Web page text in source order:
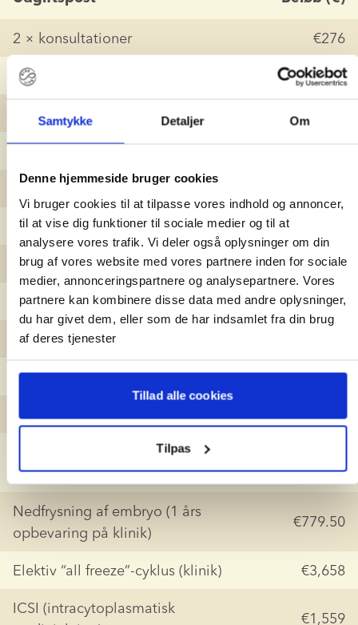
Samtykke Detaljer Om
Denne hjemmeside bruger cookies
Vi bruger cookies til at tilpasse vores indhold og annoncer,
til at vise dig funktioner til sociale medier og til at
analysere vores trafik. Vi deler også oplysninger om din
brug af vores website med vores partnere inden for sociale
medier, annonceringspartnere og analysepartnere. Vores
partnere kan kombinere disse data med andre oplysninger,
du har givet dem, eller som de har indsamlet fra din brug
af deres tjenester
Tillad alle cookies
Tilpas
2 × konsultationer €276
2 × AMH-blodprøver €300
2 × indledende scanninger €479.50
1 × graviditetsslot
Forsendelse
Importgebyr €420
Medicin €2,147
Infektionsblodprøver
Udvidet kultur / blastocyst €487.50
Brug af donorsæd (klinikgebyr) €1,379
Care Maps (timelapse-
embryoovervågning)
Nedfrysning af embryo (1 års
opbevaring på klinik)
€779.50
Elektiv “all freeze”-cyklus (klinik) €3,658
ICSI (intracytoplasmatisk
€1,559